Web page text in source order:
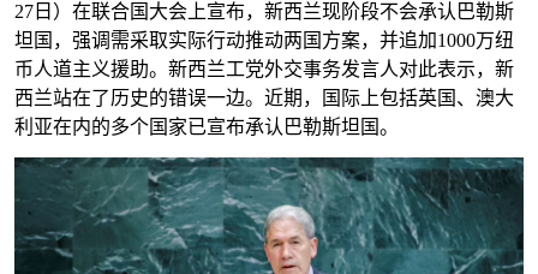
27日）在联合国大会上宣布，新西兰现阶段不会承认巴勒斯
坦国，强调需采取实际行动推动两国方案，并追加1000万纽
币人道主义援助。新西兰工党外交事务发言人对此表示，新
西兰站在了历史的错误一边。近期，国际上包括英国、澳大
利亚在内的多个国家已宣布承认巴勒斯坦国。